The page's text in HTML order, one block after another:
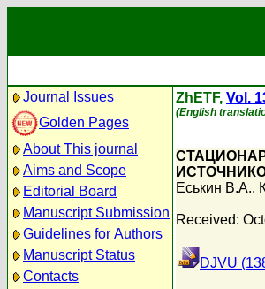
Journal Issues
Golden Pages
About This journal
Aims and Scope
Editorial Board
Manuscript Submission
Guidelines for Authors
Manuscript Status
Contacts
ZhETF, Vol.
(English
Еськин В.А.,
Received:
DJVU